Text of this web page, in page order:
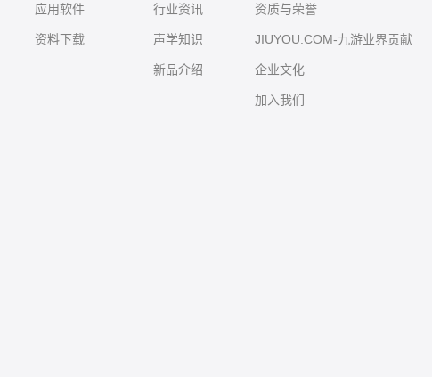
应用软件
资料下载
行业资讯
声学知识
新品介绍
资质与荣誉
JIUYOU.COM-九游业界贡献
企业文化
加入我们